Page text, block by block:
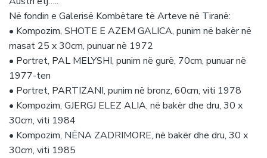
Në fondin e Galerisë Kombëtare të Arteve në Tiranë:
• Kompozim, SHOTE E AZEM GALICA, punim në bakër në
masat 25 x 30cm, punuar në 1972
• Portret, PAL MELYSHI, punim në gurë, 70cm, punuar në
1977-ten
• Portret, PARTIZANI, punim në bronz, 60cm, viti 1978
• Kompozim, GJERGJ ELEZ ALIA, në bakër dhe dru, 30 x
30cm, viti 1984
• Kompozim, NËNA ZADRIMORE, në bakër dhe dru, 30 x
30cm, viti 1985